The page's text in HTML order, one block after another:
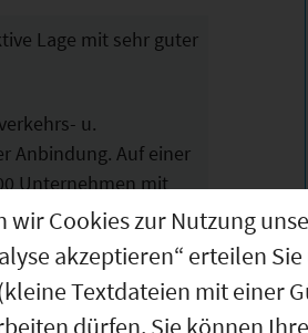
Lage mit sehr guter
u.
Anbindung. Auf einer
Unternehmen mit
aus Logistik,
und
komplette Büroetage
Cookies zur Nutzung
akzeptieren“ erteilen
Textdateien mit einer
dürfen. Sie können